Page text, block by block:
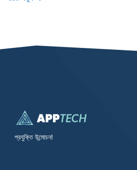
প্রযুক্তি উন্মোচন!